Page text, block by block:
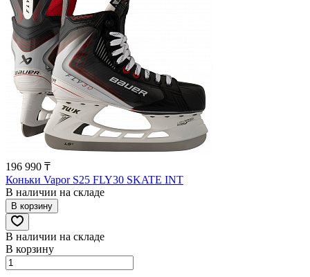
196 990 ₸
Коньки Vapor S25 FLY30 SKATE INT
В наличии на складе
В корзину
В наличии на складе
В корзину